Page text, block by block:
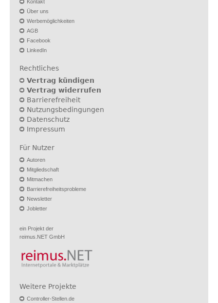
Kontakt
Über uns
Werbemöglichkeiten
AGB
Facebook
LinkedIn
Rechtliches
Vertrag kündigen
Vertrag widerrufen
Barrierefreiheit
Nutzungsbedingungen
Datenschutz
Impressum
Für Nutzer
Autoren
Mitgliedschaft
Mitmachen
Barrierefreiheitsprobleme
Newsletter
Jobletter
ein Projekt der
reimus.NET GmbH
Weitere Projekte
Controller-Stellen.de